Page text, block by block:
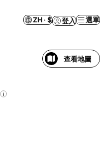
ZH · $ 登入 選單
查看地圖